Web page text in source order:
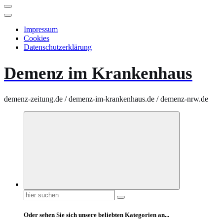
Impressum
Cookies
Datenschutzerklärung
Demenz im Krankenhaus
demenz-zeitung.de / demenz-im-krankenhaus.de / demenz-nrw.de
Suchen
nach:
Oder sehen Sie sich unsere beliebten Kategorien an...